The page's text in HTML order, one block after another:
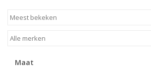
Meisjes
Maat